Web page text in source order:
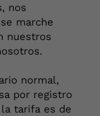
nos
marche
nuestros
normal,
por registro
tarifa es de